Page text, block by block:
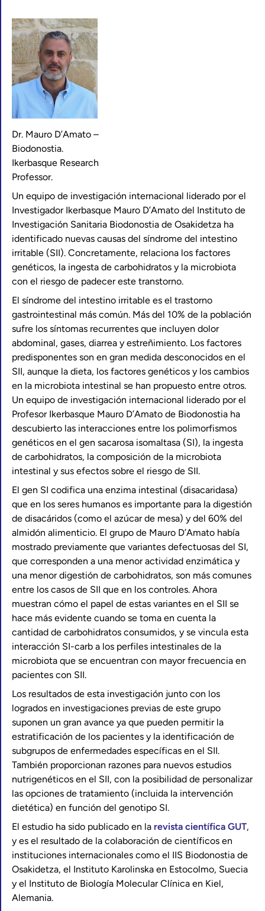
Dr. Mauro D’Amato –
Biodonostia.
Ikerbasque Research
Professor.
Un equipo de investigación internacional liderado por el
Investigador Ikerbasque Mauro D’Amato del Instituto de
Investigación Sanitaria Biodonostia de Osakidetza ha
identificado nuevas causas del síndrome del intestino
irritable (SII). Concretamente, relaciona los factores
genéticos, la ingesta de carbohidratos y la microbiota
con el riesgo de padecer este transtorno.
El síndrome del intestino irritable es el trastorno
gastrointestinal más común. Más del 10% de la población
sufre los síntomas recurrentes que incluyen dolor
abdominal, gases, diarrea y estreñimiento. Los factores
predisponentes son en gran medida desconocidos en el
SII, aunque la dieta, los factores genéticos y los cambios
en la microbiota intestinal se han propuesto entre otros.
Un equipo de investigación internacional liderado por el
Profesor Ikerbasque Mauro D’Amato de Biodonostia ha
descubierto las interacciones entre los polimorfismos
genéticos en el gen sacarosa isomaltasa (SI), la ingesta
de carbohidratos, la composición de la microbiota
intestinal y sus efectos sobre el riesgo de SII.
El gen SI codifica una enzima intestinal (disacaridasa)
que en los seres humanos es importante para la digestión
de disacáridos (como el azúcar de mesa) y del 60% del
almidón alimenticio. El grupo de Mauro D’Amato había
mostrado previamente que variantes defectuosas del SI,
que corresponden a una menor actividad enzimática y
una menor digestión de carbohidratos, son más comunes
entre los casos de SII que en los controles. Ahora
muestran cómo el papel de estas variantes en el SII se
hace más evidente cuando se toma en cuenta la
cantidad de carbohidratos consumidos, y se vincula esta
interacción SI-carb a los perfiles intestinales de la
microbiota que se encuentran con mayor frecuencia en
pacientes con SII.
Los resultados de esta investigación junto con los
logrados en investigaciones previas de este grupo
suponen un gran avance ya que pueden permitir la
estratificación de los pacientes y la identificación de
subgrupos de enfermedades específicas en el SII.
También proporcionan razones para nuevos estudios
nutrigenéticos en el SII, con la posibilidad de personalizar
las opciones de tratamiento (incluida la intervención
dietética) en función del genotipo SI.
El estudio ha sido publicado en la revista científica GUT,
y es el resultado de la colaboración de científicos en
instituciones internacionales como el IIS Biodonostia de
Osakidetza, el Instituto Karolinska en Estocolmo, Suecia
y el Instituto de Biología Molecular Clínica en Kiel,
Alemania.